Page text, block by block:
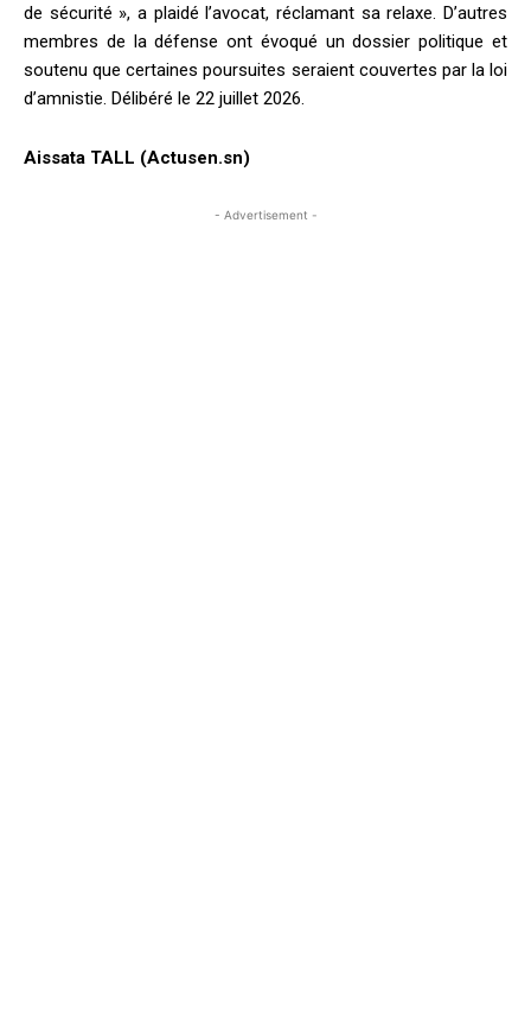
de sécurité », a plaidé l’avocat, réclamant sa relaxe. D’autres
membres de la défense ont évoqué un dossier politique et
soutenu que certaines poursuites seraient couvertes par la loi
d’amnistie. Délibéré le 22 juillet 2026.
Aissata TALL (Actusen.sn)
- Advertisement -